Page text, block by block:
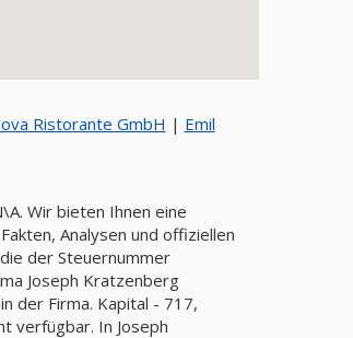
Ristorante GmbH | Emil
Wir bieten Ihnen eine
Analysen und offiziellen
der Steuernummer
Joseph Kratzenberg
der Firma. Kapital - 717,
verfügbar. In Joseph